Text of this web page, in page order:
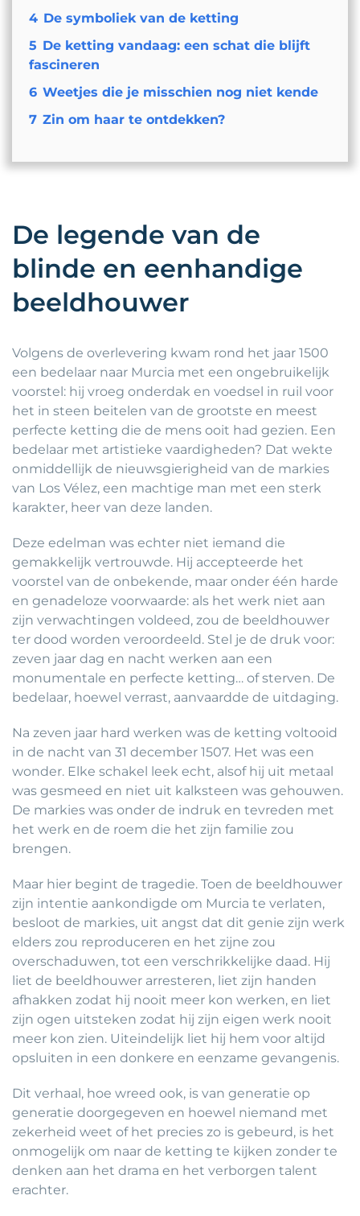
4 De symboliek van de ketting
5 De ketting vandaag: een schat die blijft
fascineren
6 Weetjes die je misschien nog niet kende
7 Zin om haar te ontdekken?
De legende van de
blinde en eenhandige
beeldhouwer
Volgens de overlevering kwam rond het jaar 1500
een bedelaar naar Murcia met een ongebruikelijk
voorstel: hij vroeg onderdak en voedsel in ruil voor
het in steen beitelen van de grootste en meest
perfecte ketting die de mens ooit had gezien. Een
bedelaar met artistieke vaardigheden? Dat wekte
onmiddellijk de nieuwsgierigheid van de markies
van Los Vélez, een machtige man met een sterk
karakter, heer van deze landen.
Deze edelman was echter niet iemand die
gemakkelijk vertrouwde. Hij accepteerde het
voorstel van de onbekende, maar onder één harde
en genadeloze voorwaarde: als het werk niet aan
zijn verwachtingen voldeed, zou de beeldhouwer
ter dood worden veroordeeld. Stel je de druk voor:
zeven jaar dag en nacht werken aan een
monumentale en perfecte ketting… of sterven. De
bedelaar, hoewel verrast, aanvaardde de uitdaging.
Na zeven jaar hard werken was de ketting voltooid
in de nacht van 31 december 1507. Het was een
wonder. Elke schakel leek echt, alsof hij uit metaal
was gesmeed en niet uit kalksteen was gehouwen.
De markies was onder de indruk en tevreden met
het werk en de roem die het zijn familie zou
brengen.
Maar hier begint de tragedie. Toen de beeldhouwer
zijn intentie aankondigde om Murcia te verlaten,
besloot de markies, uit angst dat dit genie zijn werk
elders zou reproduceren en het zijne zou
overschaduwen, tot een verschrikkelijke daad. Hij
liet de beeldhouwer arresteren, liet zijn handen
afhakken zodat hij nooit meer kon werken, en liet
zijn ogen uitsteken zodat hij zijn eigen werk nooit
meer kon zien. Uiteindelijk liet hij hem voor altijd
opsluiten in een donkere en eenzame gevangenis.
Dit verhaal, hoe wreed ook, is van generatie op
generatie doorgegeven en hoewel niemand met
zekerheid weet of het precies zo is gebeurd, is het
onmogelijk om naar de ketting te kijken zonder te
denken aan het drama en het verborgen talent
erachter.